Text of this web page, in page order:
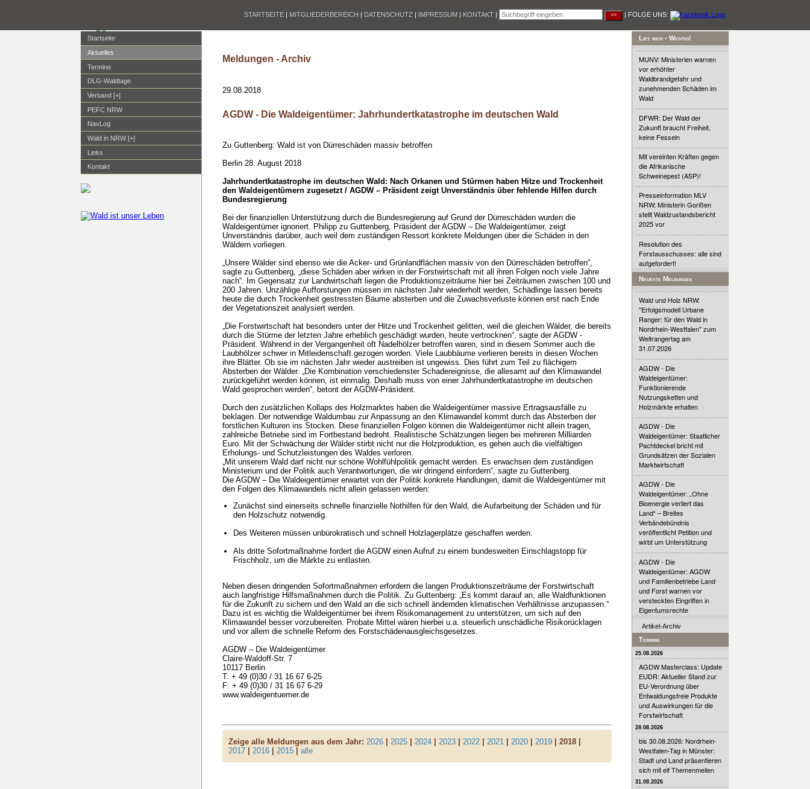
STARTSEITE | MITGLIEDERBEREICH | DATENSCHUTZ | IMPRESSUM | KONTAKT | | FOLGE UNS:
Startseite
Aktuelles
Termine
DLG-Waldtage
Verband [+]
PEFC NRW
NavLog
Wald in NRW [+]
Links
Kontakt
Meldungen - Archiv
29.08.2018
AGDW - Die Waldeigentümer: Jahrhundertkatastrophe im deutschen Wald
Zu Guttenberg: Wald ist von Dürreschäden massiv betroffen
Berlin 28. August 2018
Jahrhundertkatastrophe im deutschen Wald: Nach Orkanen und Stürmen haben Hitze und Trockenheit
den Waldeigentümern zugesetzt / AGDW – Präsident zeigt Unverständnis über fehlende Hilfen durch
Bundesregierung
Bei der finanziellen Unterstützung durch die Bundesregierung auf Grund der Dürreschäden wurden die
Waldeigentümer ignoriert. Philipp zu Guttenberg, Präsident der AGDW – Die Waldeigentümer, zeigt
Unverständnis darüber, auch weil dem zuständigen Ressort konkrete Meldungen über die Schäden in den
Wäldern vorliegen.
„Unsere Wälder sind ebenso wie die Acker- und Grünlandflächen massiv von den Dürreschäden betroffen“,
sagte zu Guttenberg, „diese Schäden aber wirken in der Forstwirtschaft mit all ihren Folgen noch viele Jahre
nach“. Im Gegensatz zur Landwirtschaft liegen die Produktionszeiträume hier bei Zeiträumen zwischen 100 und
200 Jahren. Unzählige Aufforstungen müssen im nächsten Jahr wiederholt werden, Schädlinge lassen bereits
heute die durch Trockenheit gestressten Bäume absterben und die Zuwachsverluste können erst nach Ende
der Vegetationszeit analysiert werden.
„Die Forstwirtschaft hat besonders unter der Hitze und Trockenheit gelitten, weil die gleichen Wälder, die bereits
durch die Stürme der letzten Jahre erheblich geschädigt wurden, heute vertrocknen“, sagte der AGDW -
Präsident. Während in der Vergangenheit oft Nadelhölzer betroffen waren, sind in diesem Sommer auch die
Laubhölzer schwer in Mitleidenschaft gezogen worden. Viele Laubbäume verlieren bereits in diesen Wochen
ihre Blätter. Ob sie im nächsten Jahr wieder austreiben ist ungewiss. Dies führt zum Teil zu flächigem
Absterben der Wälder. „Die Kombination verschiedenster Schadereignisse, die allesamt auf den Klimawandel
zurückgeführt werden können, ist einmalig. Deshalb muss von einer Jahrhundertkatastrophe im deutschen
Wald gesprochen werden“, betont der AGDW-Präsident.
Durch den zusätzlichen Kollaps des Holzmarktes haben die Waldeigentümer massive Ertragsausfälle zu
beklagen. Der notwendige Waldumbau zur Anpassung an den Klimawandel kommt durch das Absterben der
forstlichen Kulturen ins Stocken. Diese finanziellen Folgen können die Waldeigentümer nicht allein tragen,
zahlreiche Betriebe sind im Fortbestand bedroht. Realistische Schätzungen liegen bei mehreren Milliarden
Euro. Mit der Schwächung der Wälder stirbt nicht nur die Holzproduktion, es gehen auch die vielfältigen
Erholungs- und Schutzleistungen des Waldes verloren.
„Mit unserem Wald darf nicht nur schöne Wohlfühlpolitik gemacht werden. Es erwachsen dem zuständigen
Ministerium und der Politik auch Verantwortungen, die wir dringend einfordern“, sagte zu Guttenberg.
Die AGDW – Die Waldeigentümer erwartet von der Politik konkrete Handlungen, damit die Waldeigentümer mit
den Folgen des Klimawandels nicht allein gelassen werden:
Zunächst sind einerseits schnelle finanzielle Nothilfen für den Wald, die Aufarbeitung der Schäden und für
den Holzschutz notwendig.
Des Weiteren müssen unbürokratisch und schnell Holzlagerplätze geschaffen werden.
Als dritte Sofortmaßnahme fordert die AGDW einen Aufruf zu einem bundesweiten Einschlagstopp für
Frischholz, um die Märkte zu entlasten.
Neben diesen dringenden Sofortmaßnahmen erfordern die langen Produktionszeiträume der Forstwirtschaft
auch langfristige Hilfsmaßnahmen durch die Politik. Zu Guttenberg: „Es kommt darauf an, alle Waldfunktionen
für die Zukunft zu sichern und den Wald an die sich schnell ändernden klimatischen Verhältnisse anzupassen.“
Dazu ist es wichtig die Waldeigentümer bei ihrem Risikomanagement zu unterstützen, um sich auf den
Klimawandel besser vorzubereiten. Probate Mittel wären hierbei u.a. steuerlich unschädliche Risikorücklagen
und vor allem die schnelle Reform des Forstschädenausgleichsgesetzes.
AGDW – Die Waldeigentümer
Claire-Waldoff-Str. 7
10117 Berlin
T: + 49 (0)30 / 31 16 67 6-25
F: + 49 (0)30 / 31 16 67 6-29
www.waldeigentuemer.de
Zeige alle Meldungen aus dem Jahr: 2026| 2025| 2024| 2023| 2022| 2021 | 2020| 2019| 2018 |
2017| 2016| 2015| alle
Lies mich - Wichtig!
MUNV: Ministerien warnen
vor erhöhter
Waldbrandgefahr und
zunehmenden Schäden im
Wald
DFWR: Der Wald der
Zukunft braucht Freiheit,
keine Fesseln
Mit vereinten Kräften gegen
die Afrikanische
Schweinepest (ASP)!
Presseinformation MLV
NRW: Ministerin Gorißen
stellt Waldzustandsbericht
2025 vor
Resolution des
Forstausschusses: alle sind
aufgefordert!
Neueste Meldungen
Wald und Holz NRW:
"Erfolgsmodell Urbane
Ranger: für den Wald in
Nordrhein-Westfalen" zum
Weltrangertag am
31.07.2026
AGDW - Die
Waldeigentümer:
Funktionierende
Nutzungsketten und
Holzmärkte erhalten
AGDW - Die
Waldeigentümer: Staatlicher
Pachtdeckel bricht mit
Grundsätzen der Sozialen
Marktwirtschaft
AGDW - Die
Waldeigentümer: „Ohne
Bioenergie verliert das
Land“ – Breites
Verbändebündnis
veröffentlicht Petition und
wirbt um Unterstützung
AGDW - Die
Waldeigentümer: AGDW
und Familienbetriebe Land
und Forst warnen vor
versteckten Eingriffen in
Eigentumsrechte
Artikel-Archiv
Termine
25.08.2026
AGDW Masterclass: Update
EUDR: Aktueller Stand zur
EU-Verordnung über
Entwaldungsfreie Produkte
und Auswirkungen für die
Forstwirtschaft
28.08.2026
bis 30.08.2026: Nordrhein-
Westfalen-Tag in Münster:
Stadt und Land präsentieren
sich mit elf Themenmeilen
31.08.2026